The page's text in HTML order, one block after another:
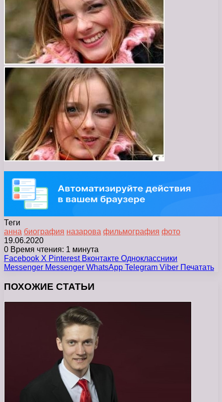
Теги
анна биография назарова фильмография фото
19.06.2020
0 Время чтения: 1 минута
Facebook X Pinterest Вконтакте Одноклассники
Messenger Messenger WhatsApp Telegram Viber Печатать
ПОХОЖИЕ СТАТЬИ